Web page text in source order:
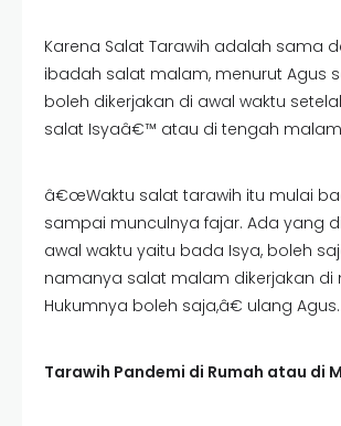
Karena Salat Tarawih adalah sama
ibadah salat malam, menurut Agus
boleh dikerjakan di awal waktu
salat Isyaâ€™ atau di tengah
â€œWaktu salat tarawih itu mulai
sampai munculnya fajar. Ada yang
awal waktu yaitu bada Isya, boleh
namanya salat malam dikerjakan di
Hukumnya boleh saja,â€ ulang Agus.
Tarawih Pandemi di Rumah atau di